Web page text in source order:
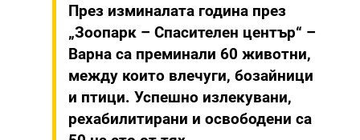
През изминалата година през
„Зоопарк – Спасителен център“ –
Варна са преминали 60 животни,
между които влечуги, бозайници
и птици. Успешно излекувани,
рехабилитирани и освободени са